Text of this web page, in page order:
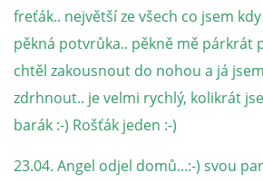
© 2026 eStránky.cz | | WebSlice |Tisk
Nahoru ↑
freťák.. největší ze všech co jsem
pěkná potvrůka.. pěkně mě párkrát
chtěl zakousnout do nohou a já
zdrhnout.. je velmi rychlý, kolikrát
barák :-) Rošťák jeden :-)
23.04. Angel odjel domů...:-) svou